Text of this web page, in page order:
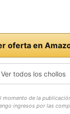
oferta en
todos los chollos
momento de la
ingresos por las